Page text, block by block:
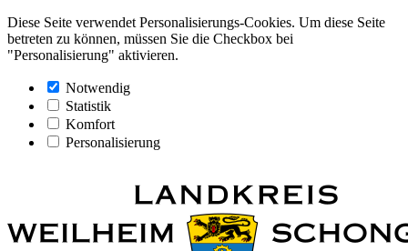
Diese Seite verwendet Personalisierungs-Cookies. Um diese Seite
betreten zu können, müssen Sie die Checkbox bei
"Personalisierung" aktivieren.
Notwendig
Statistik
Komfort
Personalisierung